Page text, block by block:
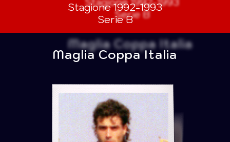
Stagione 1992-1993
Serie B
Maglia Coppa Italia